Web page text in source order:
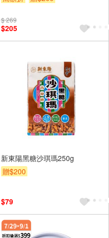
$ 269
$205
新東陽黑糖沙琪瑪250g
贈$200
$79